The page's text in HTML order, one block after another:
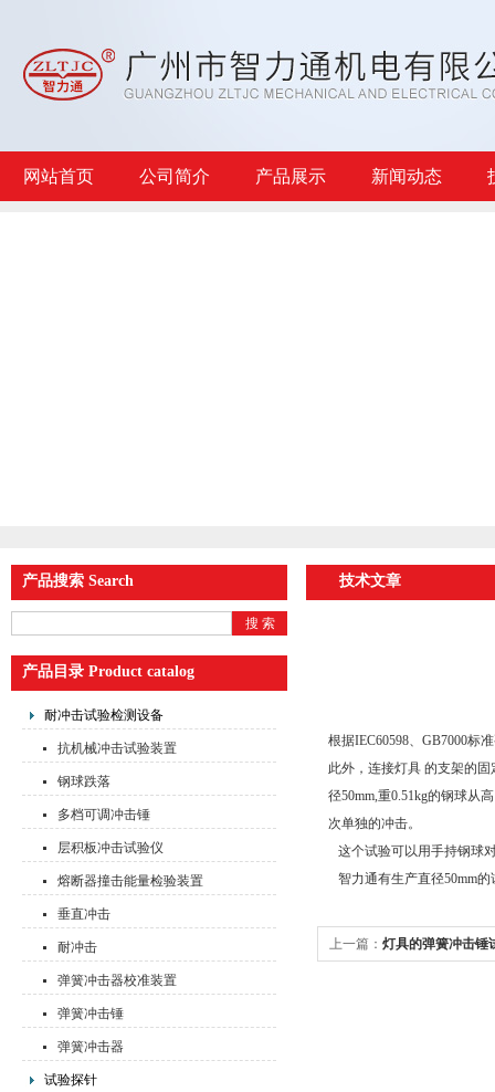
网站首页 公司简介 产品展示 新闻动态
产品搜索 Search
产品目录 Product catalog
耐冲击试验检测设备
抗机械冲击试验装置
钢球跌落
多档可调冲击锤
层积板冲击试验仪
熔断器撞击能量检验装置
垂直冲击
耐冲击
弹簧冲击器校准装置
弹簧冲击锤
弹簧冲击器
试验探针
技术文章
根据IEC60598、GB7000标
此外，连接灯具 的支架的
径50mm,重0.51kg的钢球从
次单独的冲击。
这个试验可以用手持钢球
智力通有生产直径50mm
上一篇： 灯具的弹簧冲击锤